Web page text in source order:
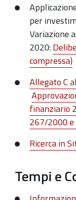
per
Variazione
2020:
compressa)
Allegato C
finanziario
267/2000 e
Ricerca in
Tempi e